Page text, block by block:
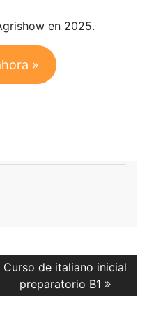
en 2025.
»
Next
post:
Curso de italiano inicial
preparatorio B1